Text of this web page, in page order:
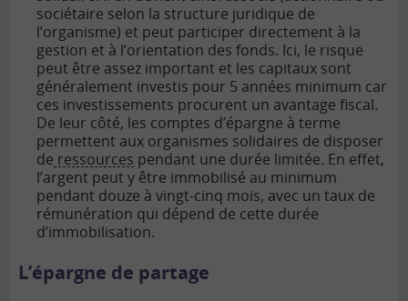
sociétaire selon la structure juridique de
l’organisme) et peut participer directement à la
gestion et à l’orientation des fonds. Ici, le risque
peut être assez important et les capitaux sont
généralement investis pour 5 années minimum car
ces investissements procurent un avantage fiscal.
De leur côté, les comptes d’épargne à terme
permettent aux organismes solidaires de disposer
de ressources pendant une durée limitée. En effet,
l’argent peut y être immobilisé au minimum
pendant douze à vingt-cinq mois, avec un taux de
rémunération qui dépend de cette durée
d’immobilisation.
L’épargne de partage